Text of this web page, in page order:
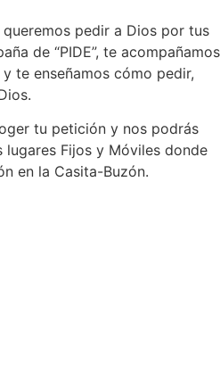
pedir a Dios por tus
de “PIDE”, te acompañamos
te enseñamos cómo pedir,
tu petición y nos podrás
Fijos y Móviles donde
en la Casita-Buzón.